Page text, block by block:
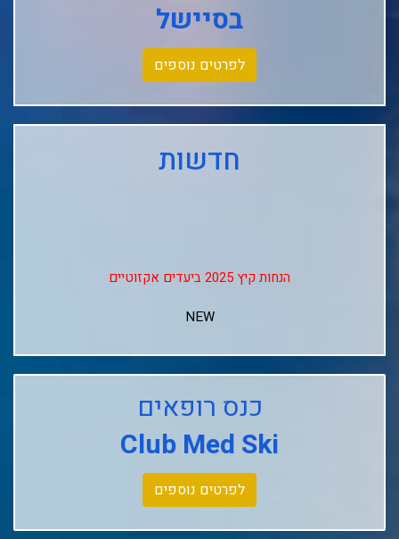
בסיישל
לפרטים נוספים
חדשות
הנחות קיץ 2025 ביעדים אקזוטיים
NEW
Club Med L'alpe D'huez
Club Med La Rosiere
Club Med Tignes
Club Med Seychelles
כנס רופאים
Club Med Ski
לפרטים נוספים